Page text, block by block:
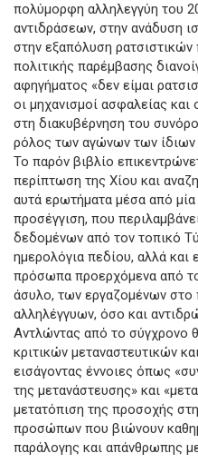
πολύμορφη αλληλεγγύη του
αντιδράσεων, στην ανάδυση
στην εξαπόλυση
πολιτικής παρέμβασης
αφηγήματος «δεν είμαι
οι μηχανισμοί ασφαλείας
στη διακυβέρνηση του
ρόλος των αγώνων των ίδιων
Το παρόν βιβλίο
περίπτωση της Χίου και
αυτά ερωτήματα μέσα από
προσέγγιση, που
δεδομένων από τον τοπικό
ημερολόγια πεδίου, αλλά και
πρόσωπα προερχόμενα από
άσυλο, των εργαζομένων στο
αλληλέγγυων, όσο και
Αντλώντας από το σύγχρονο
κριτικών μεταναστευτικών
εισάγοντας έννοιες όπως
της μετανάστευσης» και
μετατόπιση της προσοχής
προσώπων που βιώνουν
παράλογης και απάνθρωπης